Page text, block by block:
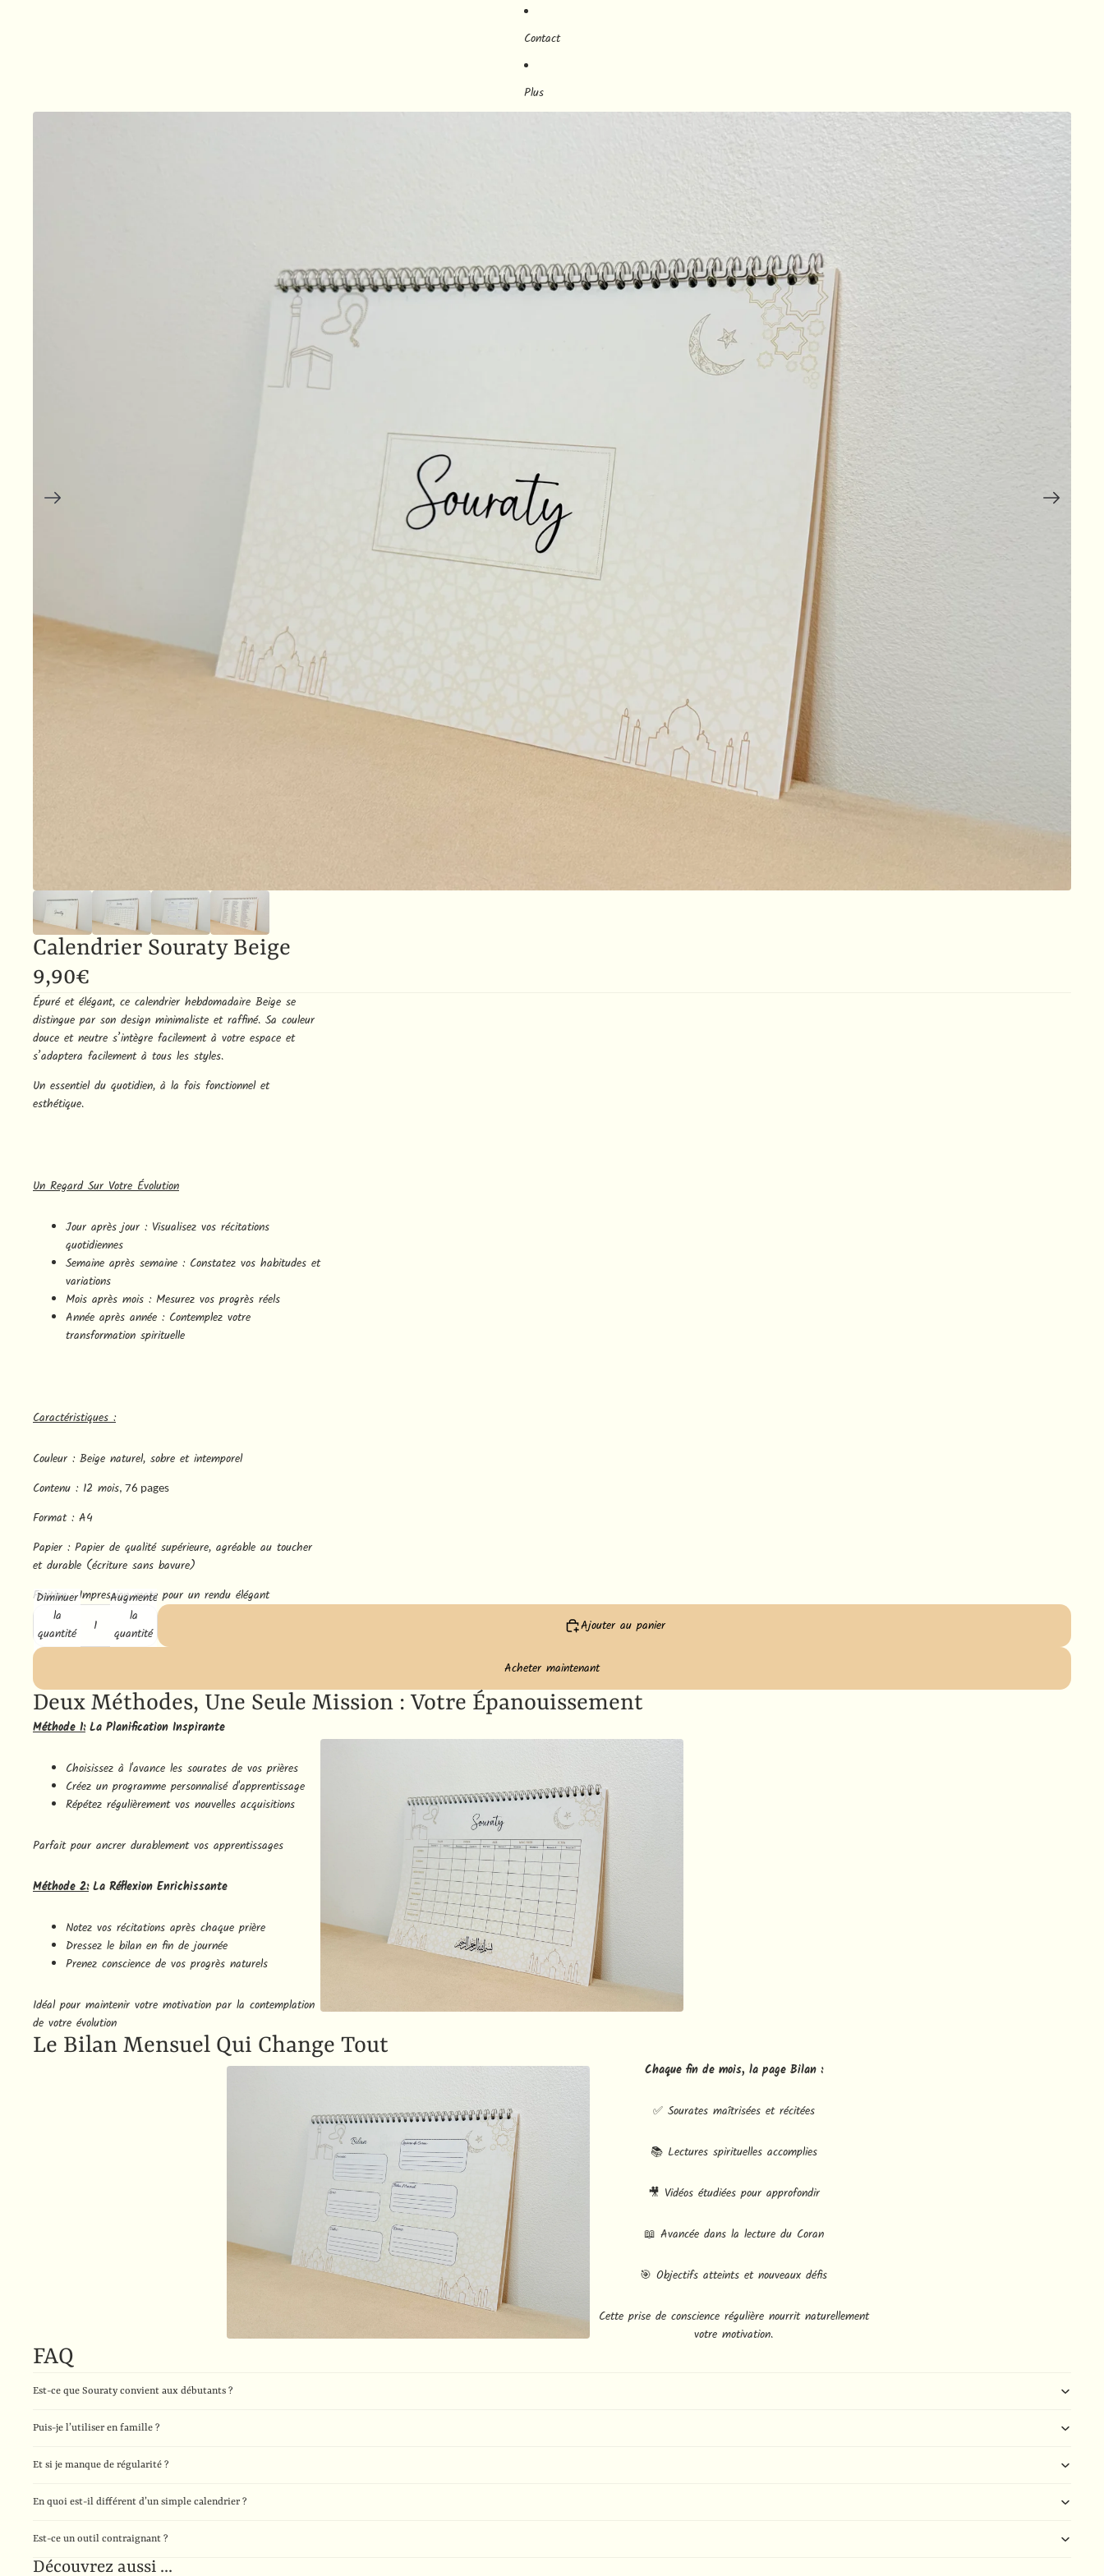
Contact
Plus
Calendrier Souraty Beige
9,90€
Épuré et élégant, ce calendrier hebdomadaire Beige se
distingue par son design minimaliste et raffiné. Sa couleur
douce et neutre s’intègre facilement à votre espace et
s’adaptera facilement à tous les styles.
Un essentiel du quotidien, à la fois fonctionnel et
esthétique.
Un Regard Sur Votre Évolution
Jour après jour : Visualisez vos récitations
quotidiennes
Semaine après semaine : Constatez vos habitudes et
variations
Mois après mois : Mesurez vos progrès réels
Année après année : Contemplez votre
transformation spirituelle
Caractéristiques :
Couleur : Beige naturel, sobre et intemporel
Contenu : 12 mois, 76 pages
Format : A4
Papier : Papier de qualité supérieure, agréable au toucher
et durable (écriture sans bavure)
Finition : Impression mate pour un rendu élégant
Diminuer
la
quantité
Augmenter
la
quantité
Ajouter au panier
Acheter maintenant
Deux Méthodes, Une Seule Mission : Votre Épanouissement
Méthode 1:La Planification Inspirante
Choisissez à l'avance les sourates de vos prières
Créez un programme personnalisé d'apprentissage
Répétez régulièrement vos nouvelles acquisitions
Parfait pour ancrer durablement vos apprentissages
Méthode 2:La Réflexion Enrichissante
Notez vos récitations après chaque prière
Dressez le bilan en fin de journée
Prenez conscience de vos progrès naturels
Idéal pour maintenir votre motivation par la contemplation
de votre évolution
Le Bilan Mensuel Qui Change Tout
Chaque fin de mois, la page Bilan :
✅ Sourates maîtrisées et récitées
📚 Lectures spirituelles accomplies
🎥 Vidéos étudiées pour approfondir
📖 Avancée dans la lecture du Coran
🎯 Objectifs atteints et nouveaux défis
Cette prise de conscience régulière nourrit naturellement
votre motivation.
FAQ
Est-ce que Souraty convient aux débutants ?
Puis-je l’utiliser en famille ?
Et si je manque de régularité ?
En quoi est-il différent d’un simple calendrier ?
Est-ce un outil contraignant ?
Découvrez aussi ...